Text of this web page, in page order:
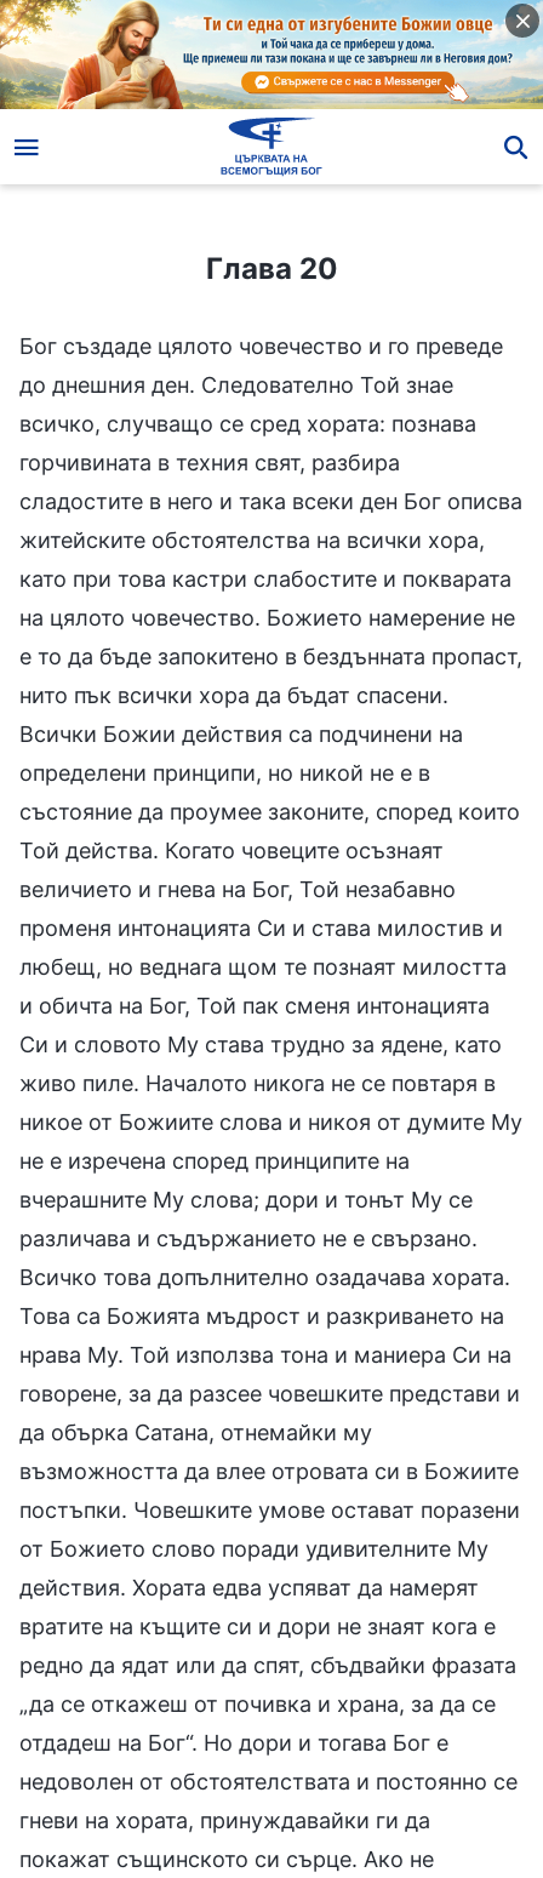
Глава 20
Бог създаде цялото човечество и го преведе
до днешния ден. Следователно Той знае
всичко, случващо се сред хората: познава
горчивината в техния свят, разбира
сладостите в него и така всеки ден Бог описва
житейските обстоятелства на всички хора,
като при това кастри слабостите и покварата
на цялото човечество. Божието намерение не
е то да бъде запокитено в бездънната пропаст,
нито пък всички хора да бъдат спасени.
Всички Божии действия са подчинени на
определени принципи, но никой не е в
състояние да проумее законите, според които
Той действа. Когато човеците осъзнаят
величието и гнева на Бог, Той незабавно
променя интонацията Си и става милостив и
любещ, но веднага щом те познаят милостта
и обичта на Бог, Той пак сменя интонацията
Си и словото Му става трудно за ядене, като
живо пиле. Началото никога не се повтаря в
никое от Божиите слова и никоя от думите Му
не е изречена според принципите на
вчерашните Му слова; дори и тонът Му се
различава и съдържанието не е свързано.
Всичко това допълнително озадачава хората.
Това са Божията мъдрост и разкриването на
нрава Му. Той използва тона и маниера Си на
говорене, за да разсее човешките представи и
да обърка Сатана, отнемайки му
възможността да влее отровата си в Божиите
постъпки. Човешките умове остават поразени
от Божието слово поради удивителните Му
действия. Хората едва успяват да намерят
вратите на къщите си и дори не знаят кога е
редно да ядат или да спят, сбъдвайки фразата
„да се откажеш от почивка и храна, за да се
отдадеш на Бог“. Но дори и тогава Бог е
недоволен от обстоятелствата и постоянно се
гневи на хората, принуждавайки ги да
покажат същинското си сърце. Ако не